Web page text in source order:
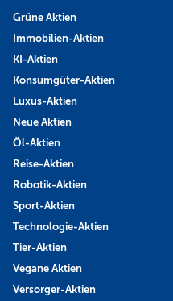
Grüne Aktien
Immobilien-Aktien
KI-Aktien
Konsumgüter-Aktien
Luxus-Aktien
Neue Aktien
Öl-Aktien
Reise-Aktien
Robotik-Aktien
Sport-Aktien
Technologie-Aktien
Tier-Aktien
Vegane Aktien
Versorger-Aktien